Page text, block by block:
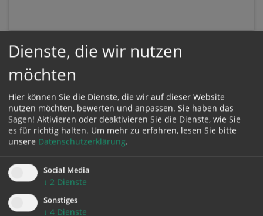
Karte:
Bitte akzeptieren Sie
die Seite neu
Dienste, die wir nutzen
möchten
Hier können Sie die Dienste, die wir auf dieser Website
nutzen möchten, bewerten und anpassen. Sie haben das
Sagen! Aktivieren oder deaktivieren Sie die Dienste, wie Sie
es für richtig halten. Um mehr zu erfahren, lesen Sie bitte
unsere Datenschutzerklärung.
Social Media
↓ 2 Dienste
Sonstiges
↓ 4 Dienste